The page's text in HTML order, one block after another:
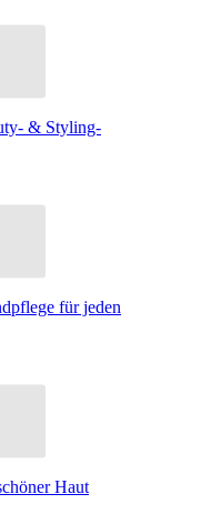
& Styling-
für jeden
Haut